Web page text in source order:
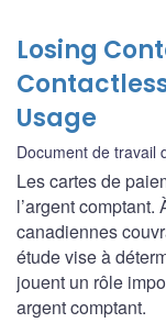
Losing
Usage
Document de travail
Les cartes de
l’argent
canadiennes
étude vise à
jouent un rôle
argent comptant.